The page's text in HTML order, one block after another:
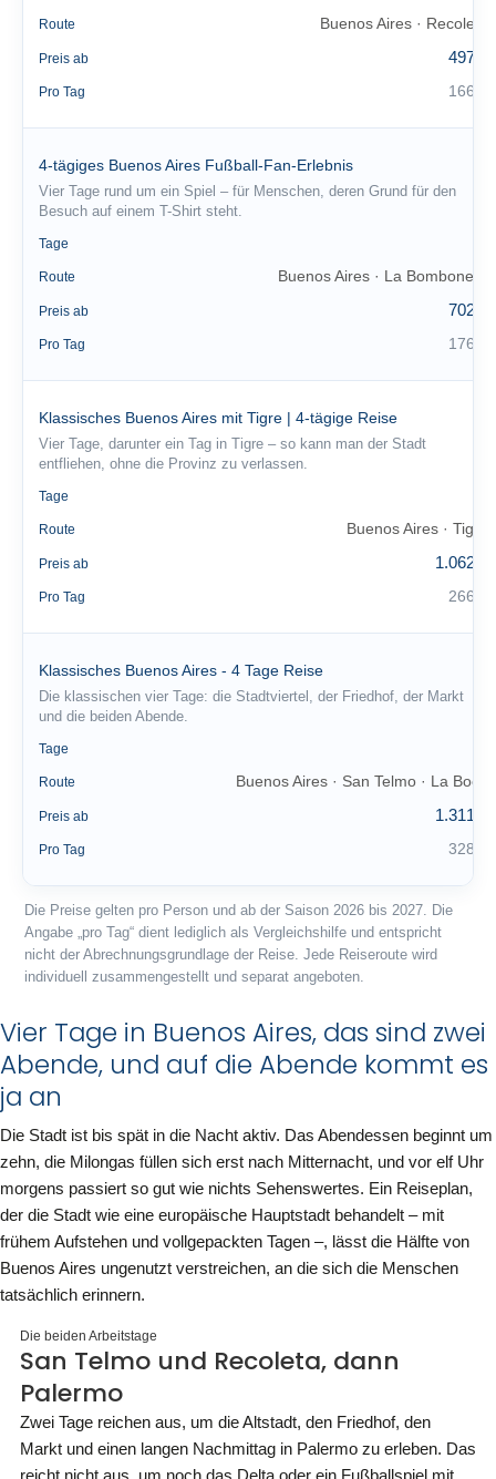
Route Buenos Aires · Recoleta
Preis ab 497 €
Pro Tag 166 €
4-tägiges Buenos Aires Fußball-Fan-Erlebnis
Vier Tage rund um ein Spiel – für Menschen, deren Grund für den
Besuch auf einem T-Shirt steht.
Tage
Route Buenos Aires · La Bombonera
Preis ab 702 €
Pro Tag 176 €
Klassisches Buenos Aires mit Tigre | 4-tägige Reise
Vier Tage, darunter ein Tag in Tigre – so kann man der Stadt
entfliehen, ohne die Provinz zu verlassen.
Tage
Route Buenos Aires · Tigre
Preis ab 1.062 €
Pro Tag 266 €
Klassisches Buenos Aires - 4 Tage Reise
Die klassischen vier Tage: die Stadtviertel, der Friedhof, der Markt
und die beiden Abende.
Tage
Route Buenos Aires · San Telmo · La Boca
Preis ab 1.311 €
Pro Tag 328 €
Die Preise gelten pro Person und ab der Saison 2026 bis 2027. Die
Angabe „pro Tag“ dient lediglich als Vergleichshilfe und entspricht
nicht der Abrechnungsgrundlage der Reise. Jede Reiseroute wird
individuell zusammengestellt und separat angeboten.
Vier Tage in Buenos Aires, das sind zwei
Abende, und auf die Abende kommt es
ja an
Die Stadt ist bis spät in die Nacht aktiv. Das Abendessen beginnt um
zehn, die Milongas füllen sich erst nach Mitternacht, und vor elf Uhr
morgens passiert so gut wie nichts Sehenswertes. Ein Reiseplan,
der die Stadt wie eine europäische Hauptstadt behandelt – mit
frühem Aufstehen und vollgepackten Tagen –, lässt die Hälfte von
Buenos Aires ungenutzt verstreichen, an die sich die Menschen
tatsächlich erinnern.
Die beiden Arbeitstage
San Telmo und Recoleta, dann
Palermo
Zwei Tage reichen aus, um die Altstadt, den Friedhof, den
Markt und einen langen Nachmittag in Palermo zu erleben. Das
reicht nicht aus, um noch das Delta oder ein Fußballspiel mit